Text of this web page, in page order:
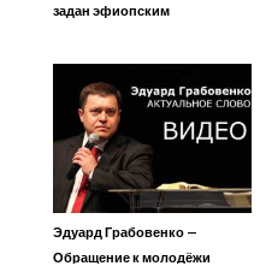
задан эфиопским
Эдуард Грабовенко —
Обращение к молодёжи